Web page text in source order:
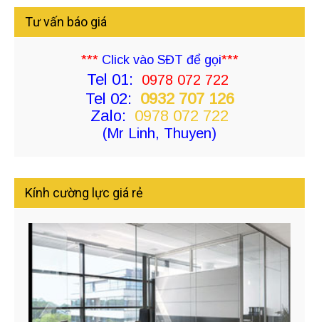
Tư vấn báo giá
***Click vào SĐT để gọi***
Tel 01: 0978 072 722
Tel 02: 0932 707 126
Zalo: 0978 072 722
(Mr Linh, Thuyen)
Kính cường lực giá rẻ